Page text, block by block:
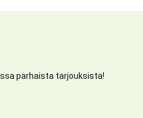
parhaista tarjouksista!